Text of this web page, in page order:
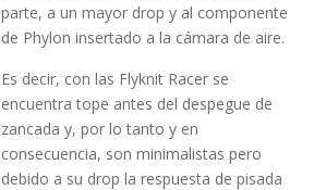
parte, a un mayor drop y al componente
de Phylon insertado a la cámara de aire.
Es decir, con las Flyknit Racer se
encuentra tope antes del despegue de
zancada y, por lo tanto y en
consecuencia, son minimalistas pero
debido a su drop la respuesta de pisada